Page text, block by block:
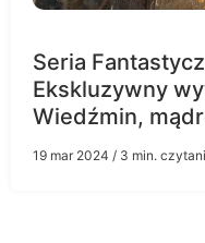
Seria
Ekskluzywny
Wiedźmin,
19 mar 2024 / 3 min.